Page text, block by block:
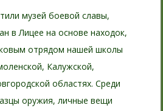
музей боевой славы,
в Лицее на основе находок,
отрядом нашей школы
Калужской,
областях. Среди
оружия, личные вещи